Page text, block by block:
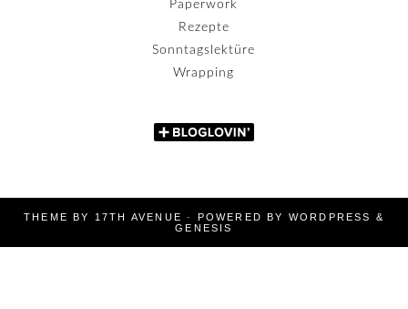
Paperwork
Rezepte
Sonntagslektüre
Wrapping
THEME BY 17TH AVENUE · POWERED BY WORDPRESS
&
GENESIS